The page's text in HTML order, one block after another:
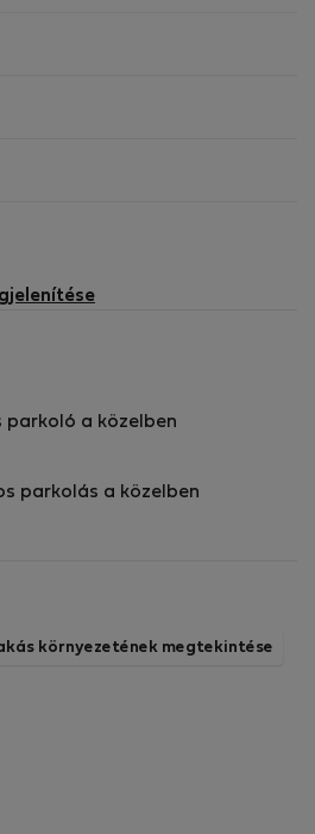
lélegzetelállító panoráma a
parkoló a közelben
parkolás a közelben
környezetének megtekintése